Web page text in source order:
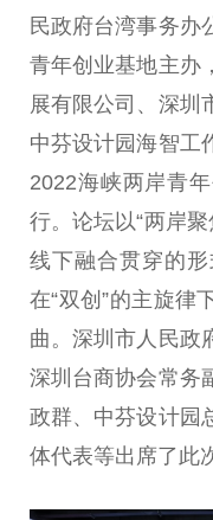
民政府台湾事务办
青年创业基地主办
展有限公司、深圳
中芬设计园海智工
2022海峡两岸青
行。论坛以“两岸
线下融合贯穿的
在“双创”的主旋律
曲。深圳市人民政
深圳台商协会常务
政群、中芬设计园
体代表等出席了此